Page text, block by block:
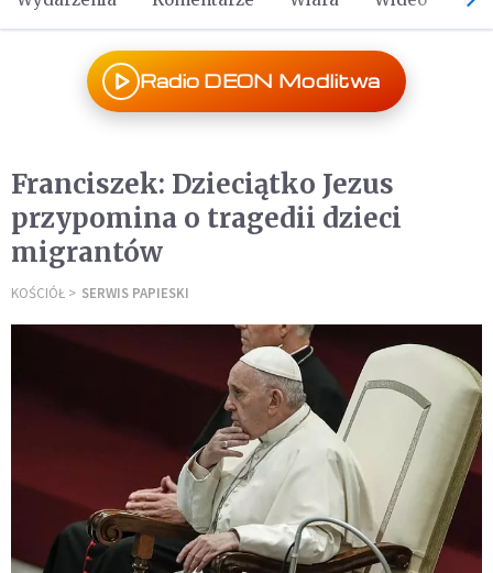
Radio DEON Modlitwa
Franciszek: Dzieciątko Jezus
przypomina o tragedii dzieci
migrantów
KOŚCIÓŁ SERWIS PAPIESKI